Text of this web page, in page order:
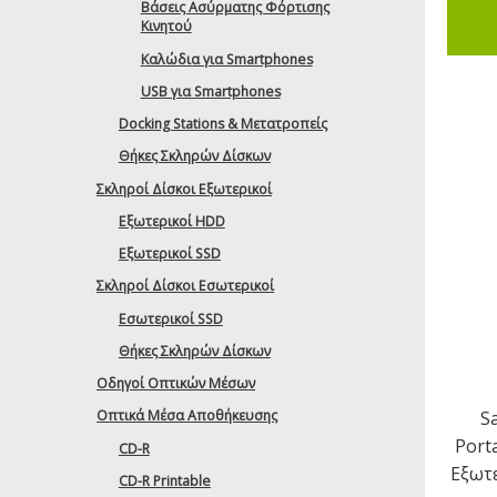
Βάσεις Ασύρματης Φόρτισης
Κινητού
Καλώδια για Smartphones
USB για Smartphones
Docking Stations & Μετατροπείς
Θήκες Σκληρών Δίσκων
Σκληροί Δίσκοι Εξωτερικοί
Εξωτερικοί HDD
Εξωτερικοί SSD
Σκληροί Δίσκοι Εσωτερικοί
Εσωτερικοί SSD
Θήκες Σκληρών Δίσκων
Οδηγοί Οπτικών Μέσων
Οπτικά Μέσα Αποθήκευσης
CD-R
CD-R Printable